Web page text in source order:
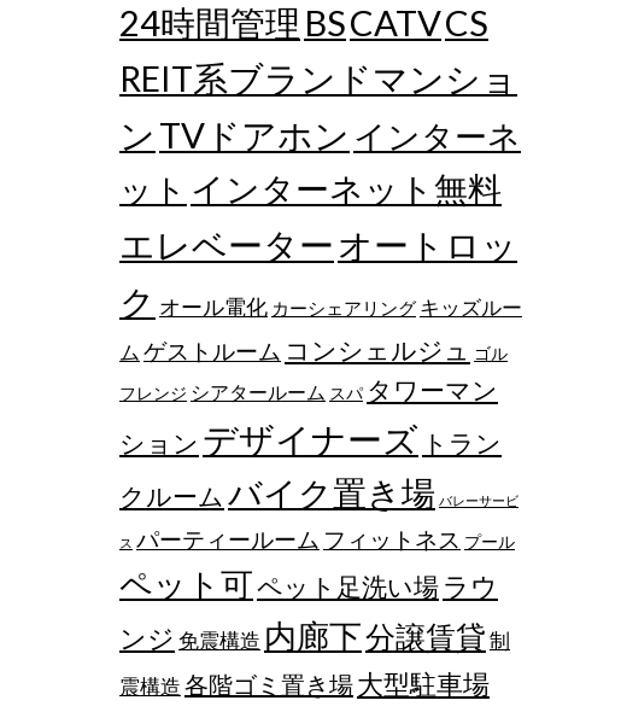
24時間管理 BSCATVCS
REIT系ブランドマンショ
ン TVドアホン インターネ
ット インターネット無料
エレベーター オートロッ
ク オール電化 カーシェアリング キッズルー
ム ゲストルーム コンシェルジュ
ゴル
フレンジ シアタールーム スパ タワーマン
ション デザイナーズ トラン
クルーム バイク置き場 バレーサービ
ス パーティールーム フィットネス プール
ペット可ペット足洗い場 ラウ
ンジ 免震構造 内廊下分譲賃貸制
震構造各階ゴミ置き場大型駐車場